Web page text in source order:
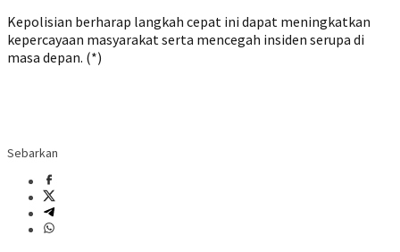
Kepolisian berharap langkah cepat ini dapat meningkatkan
kepercayaan masyarakat serta mencegah insiden serupa di
masa depan. (*)
Sebarkan